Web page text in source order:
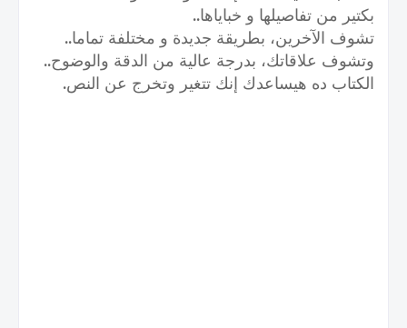
بكتير من تفاصيلها و خباياها..
تشوف الآخرين، بطريقة جديدة و مختلفة تماما..
وتشوف علاقاتك، بدرجة عالية من الدقة والوضوح..
الكتاب ده هيساعدك إنك تتغير وتخرج عن النص.